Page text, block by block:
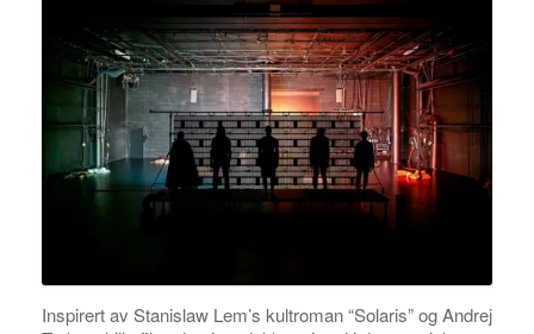
Inspirert av Stanislaw Lem’s kultroman “Solaris” og Andrej